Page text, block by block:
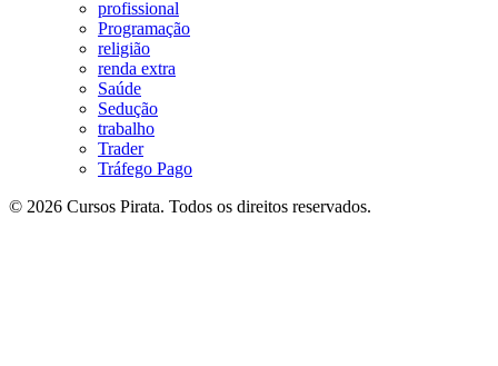
profissional
Programação
religião
renda extra
Saúde
Sedução
trabalho
Trader
Tráfego Pago
© 2026 Cursos Pirata. Todos os direitos reservados.